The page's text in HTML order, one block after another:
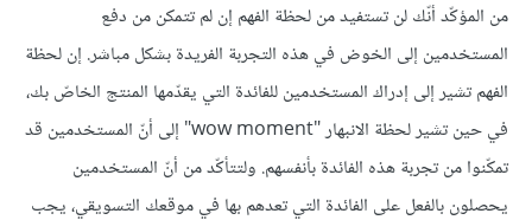
من المؤكّد أنّك لن تستفيد من لحظة الفهم إن لم تتمكن من دفع
المستخدمين إلى الخوض في هذه التجربة الفريدة بشكل مباشر. إن لحظة
الفهم تشير إلى إدراك المستخدمين للفائدة التي يقدّمها المنتج الخاصّ بك،
في حين تشير لحظة الانبهار "wow moment" إلى أنّ المستخدمين قد
تمكّنوا من تجربة هذه الفائدة بأنفسهم. ولتتأكّد من أنّ المستخدمين
يحصلون بالفعل على الفائدة التي تعدهم بها في موقعك التسويقي، يجب